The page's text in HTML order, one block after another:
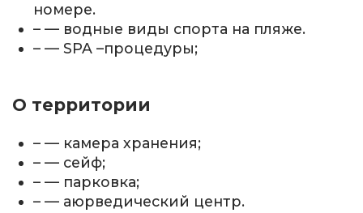
номере.
– — водные виды спорта на пляже.
– — SPA –процедуры;
О территории
– — камера хранения;
– — сейф;
– — парковка;
– — аюрведический центр.